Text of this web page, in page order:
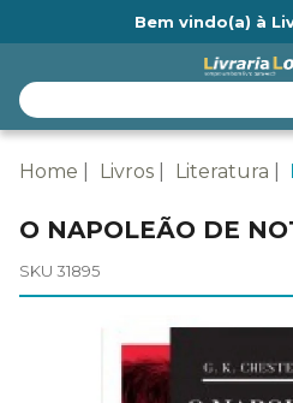
Bem vindo(a) à
Home Livros Literatura
O NAPOLEÃO DE
SKU 31895